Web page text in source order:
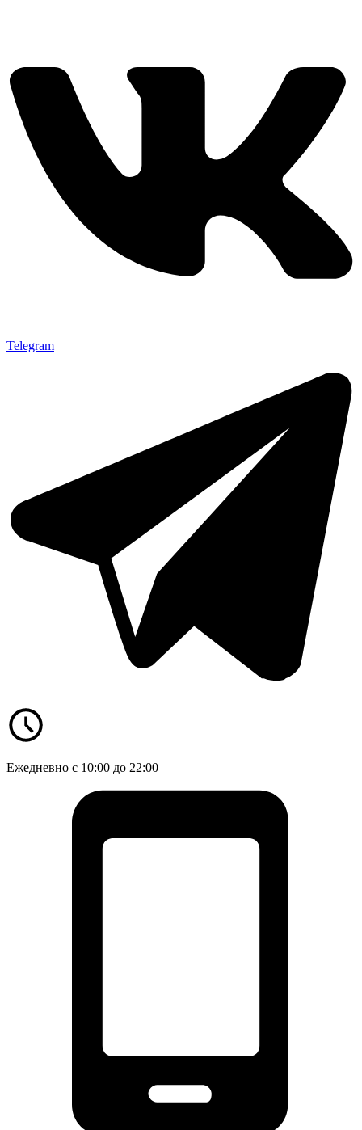
Telegram
Ежедневно с 10:00 до 22:00